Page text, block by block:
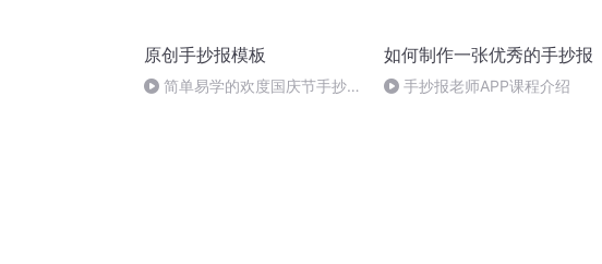
原创手抄报模板
简单易学的欢度国庆节手抄报
如何制作一张优秀的手抄报
手抄报老师APP课程介绍